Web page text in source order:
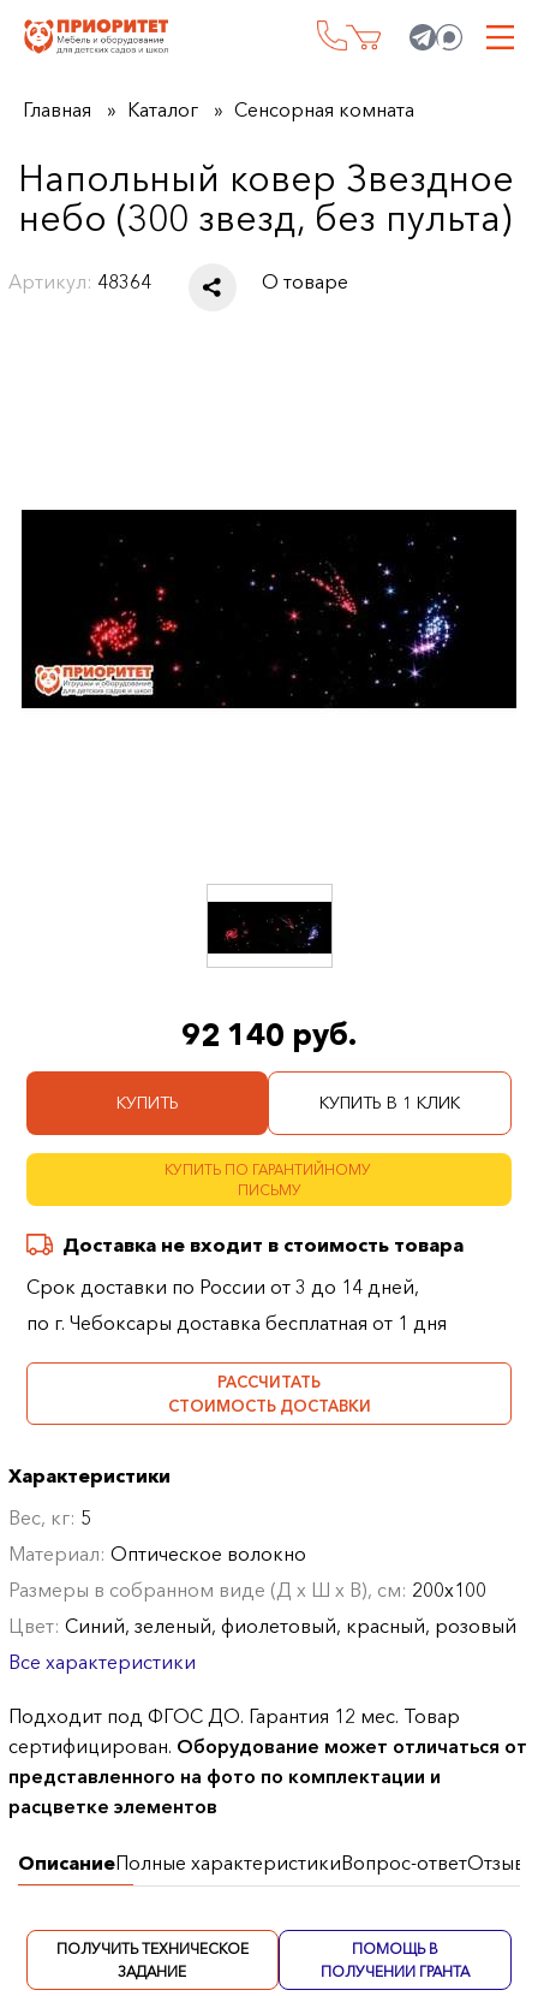
Главная Каталог Сенсорная комната
Напольный ковер Звездное
небо (300 звезд, без пульта)
Артикул: 48364 О товаре
92 140 руб.
КУПИТЬ КУПИТЬ В 1 КЛИК
КУПИТЬ ПО ГАРАНТИЙНОМУ
ПИСЬМУ
Доставка не входит в стоимость товара
Срок доставки по России от 3 до 14 дней,
по г. Чебоксары доставка бесплатная от 1 дня
РАССЧИТАТЬ
СТОИМОСТЬ ДОСТАВКИ
Характеристики
Вес, кг: 5
Материал:Оптическое волокно
Размеры в собранном виде (Д х Ш х В), см: 200х100
Цвет:Синий, зеленый, фиолетовый, красный, розовый
Все характеристики
Подходит под ФГОС ДО. Гарантия 12 мес. Товар
сертифицирован. Оборудование может отличаться от
представленного на фото по комплектации и
расцветке элементов
ОписаниеПолные характеристикиВопрос-ответОтзывы
ПОЛУЧИТЬ ТЕХНИЧЕСКОЕ
ЗАДАНИЕ
ПОМОЩЬ В
ПОЛУЧЕНИИ ГРАНТА